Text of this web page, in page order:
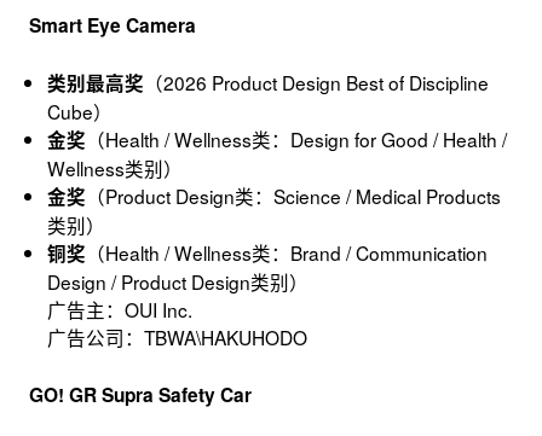
Smart Eye Camera
类别最高奖 （2026 Product Design Best of Discipline
Cube）
金奖 （Health / Wellness类：Design for Good / Health /
Wellness类别）
金奖 （Product Design类：Science / Medical Products
类别）
铜奖 （Health / Wellness类：Brand / Communication
Design / Product Design类别）
广告主：OUI Inc.
广告公司：TBWA\HAKUHODO
GO! GR Supra Safety Car